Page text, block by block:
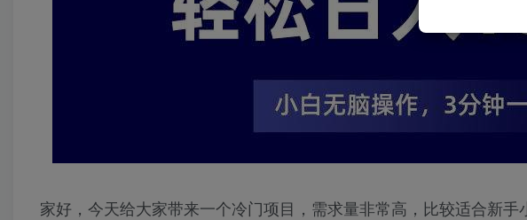
家好，今天给大家带来一个冷门项目，需求量非常高，比较适合新